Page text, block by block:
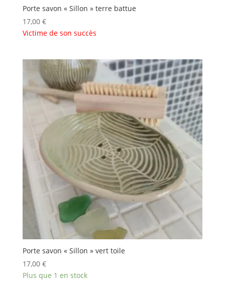
Porte savon « Sillon » terre battue
17,00 €
Victime de son succès
Porte savon « Sillon » vert toile
17,00 €
Plus que 1 en stock